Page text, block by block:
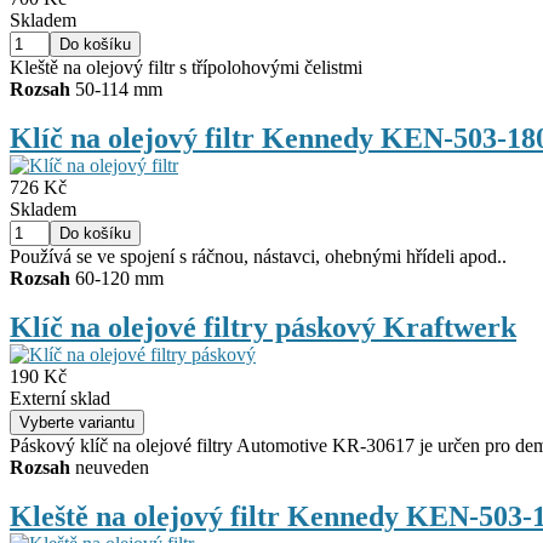
Skladem
Kleště na olejový filtr s třípolohovými čelistmi
Rozsah 50-114 mm
Klíč na olejový filtr Kennedy KEN-503-
726 Kč
Skladem
Používá se ve spojení s ráčnou, nástavci, ohebnými hřídeli apod..
Rozsah 60-120 mm
Klíč na olejové filtry páskový Kraftwerk
190 Kč
Externí sklad
Páskový klíč na olejové filtry Automotive KR‑30617 je určen pro
Rozsah neuveden
Kleště na olejový filtr Kennedy KEN-503-